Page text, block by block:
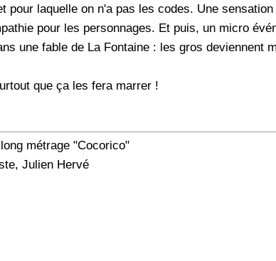
pour laquelle on n'a pas les codes. Une
pour les personnages. Et puis, un micro
une fable de La Fontaine : les gros deviennent
que ça les fera marrer !
métrage "Cocorico"
Julien Hervé